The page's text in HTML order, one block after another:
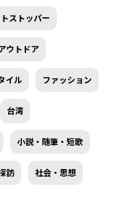
ストッパー
ウトドア
イル ファッション
台湾
小説・随筆・短歌
訪 社会・思想